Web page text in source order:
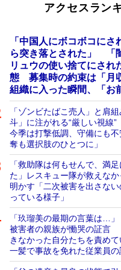
アクセスラン
「中国人にボコボコにさ
ら突き落とされた」 「
リュウの使い捨てにされ
態 募集時の約束は「月
組織に入った瞬間、「お
「ゾンビたばこ売人」と肩
斗」に注がれる“厳しい視線
今季は打撃低調、守備にも
奪も選択肢のひとつに」
「救助隊は何もせんで、満
た」レスキュー隊が救えな
明かす「二次被害を出さな
っている様子」
「玖瑠美の最期の言葉は…
被害者の親族が慟哭の証言
きなかった自分たちを責め
一髪で事故を免れた従業員の